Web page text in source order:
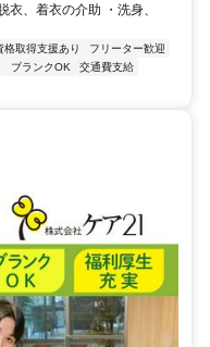
、着衣の介助 ・洗身、
格取得支援あり
フリーター歓迎
ブランクOK
交通費支給